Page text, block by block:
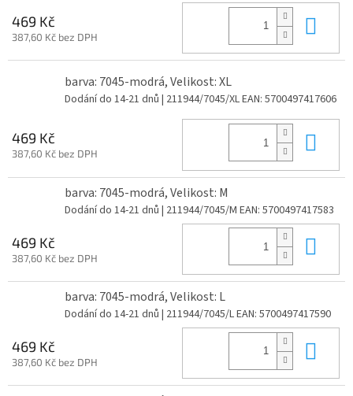
469 Kč
387,60 Kč bez DPH
barva: 7045-modrá, Velikost: XL
Dodání do 14-21 dnů | 211944/7045/XLEAN: 5700497417606
469 Kč
387,60 Kč bez DPH
barva: 7045-modrá, Velikost: M
Dodání do 14-21 dnů | 211944/7045/M EAN: 5700497417583
469 Kč
387,60 Kč bez DPH
barva: 7045-modrá, Velikost: L
Dodání do 14-21 dnů | 211944/7045/LEAN: 5700497417590
469 Kč
387,60 Kč bez DPH